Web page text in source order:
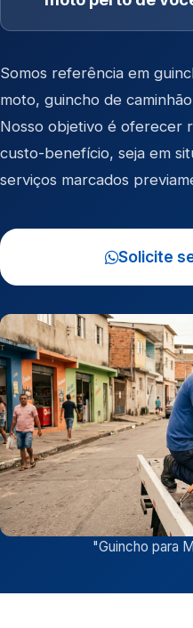
Somos referência em
moto, guincho de caminhão
Nosso objetivo é oferecer
custo-benefício, seja em
serviços marcados
Solicite
"Guincho para